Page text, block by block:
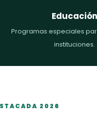
Educación
Programas especiales
instituciones.
2026